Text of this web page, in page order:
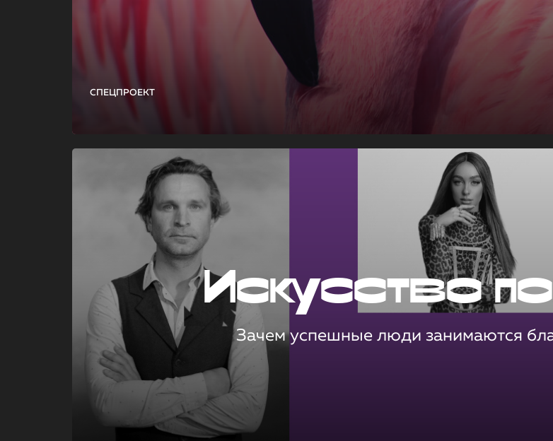
СПЕЦПРОЕКТ
Искусство
Зачем успешные люди занимаются